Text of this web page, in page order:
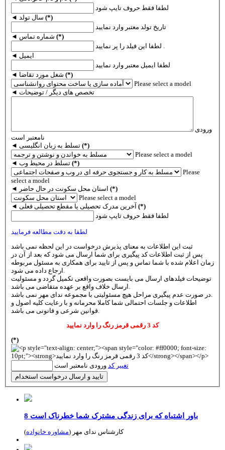
لطفا فقط حروف تایپ شود
(*)
تاریخ تولد معتبر وارد نمایید
(*)
◄ ایمیل
لطفا ایمیل معتبر وارد نمایید
◄ شغل مورد تقاضا (*)
Please select a model
◄ تخصص های دیگر / توضیحات
ورودی
نامعتبر است
◄ تسلط به زبان انگلیسی (*)
Please select a model
◄ تسلط در محیط وب (*)
Please
select a model
◄ استان محل سکونت در حال حاضر (*)
Please select a model
◄ آخرین مدرک تحصیلی یا مقطع تحصیلی فعلی (*)
لطفا فقط حروف تایپ شود
لطفا به دقت مطالعه فرمایید
ثبت این اطلاعات به معنای پذیرش درخواست در این لحظه نمی باشد
پس از ثبت اطلاعات کد پیگیری برای شما ارسال می شود که بعد از آن در
زمان اعلام شده با شما تماس و پس از تایید برای همکاری به مسئول مربوطه
توضیحات فیلدهای ارسال می بایست بصورت واقعی تکمیل گردد و مسئولیت
اطلاعات و جلسات احتمالی شما کاملا محرمانه و با رعایت کلیه اصول و
قوانین شرعی و قانونی می باشد.
کد 3 رقمی قرمز رنگ را وارد نمایید
(*)
تغییر کد ورودی نامعتبر است
تایید و ارسال درخواست استخدام
8 باور اشتباه که برای زندگی مشترک شما خطرناک است
کارشناس ندای مهر (مشاوره خانواده)